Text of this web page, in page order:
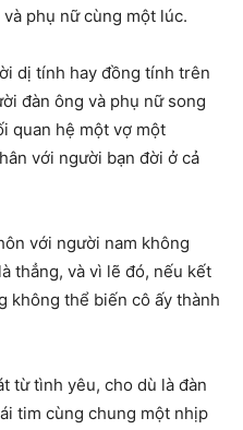
phụ nữ cùng một lúc.
dị tính hay đồng tính trên
đàn ông và phụ nữ song
quan hệ một vợ một
với người bạn đời ở cả
với người nam không
thẳng, và vì lẽ đó, nếu kết
không thể biến cô ấy thành
từ tình yêu, cho dù là đàn
tim cùng chung một nhịp